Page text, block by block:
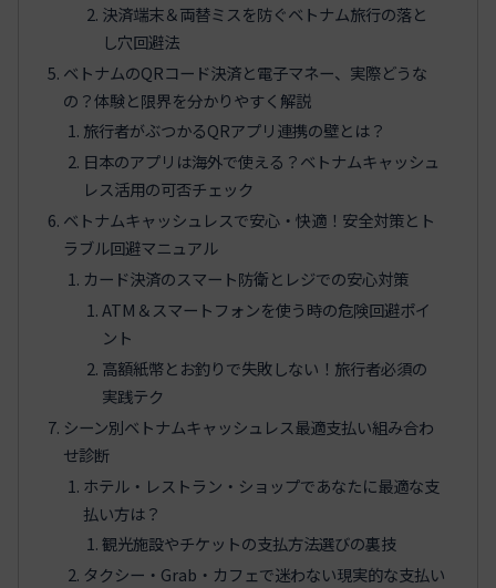
決済端末＆両替ミスを防ぐベトナム旅行の落と
し穴回避法
ベトナムのQRコード決済と電子マネー、実際どうな
の？体験と限界を分かりやすく解説
旅行者がぶつかるQRアプリ連携の壁とは？
日本のアプリは海外で使える？ベトナムキャッシュ
レス活用の可否チェック
ベトナムキャッシュレスで安心・快適！安全対策とト
ラブル回避マニュアル
カード決済のスマート防衛とレジでの安心対策
ATM＆スマートフォンを使う時の危険回避ポイ
ント
高額紙幣とお釣りで失敗しない！旅行者必須の
実践テク
シーン別ベトナムキャッシュレス最適支払い組み合わ
せ診断
ホテル・レストラン・ショップであなたに最適な支
払い方は？
観光施設やチケットの支払方法選びの裏技
タクシー・Grab・カフェで迷わない現実的な支払い